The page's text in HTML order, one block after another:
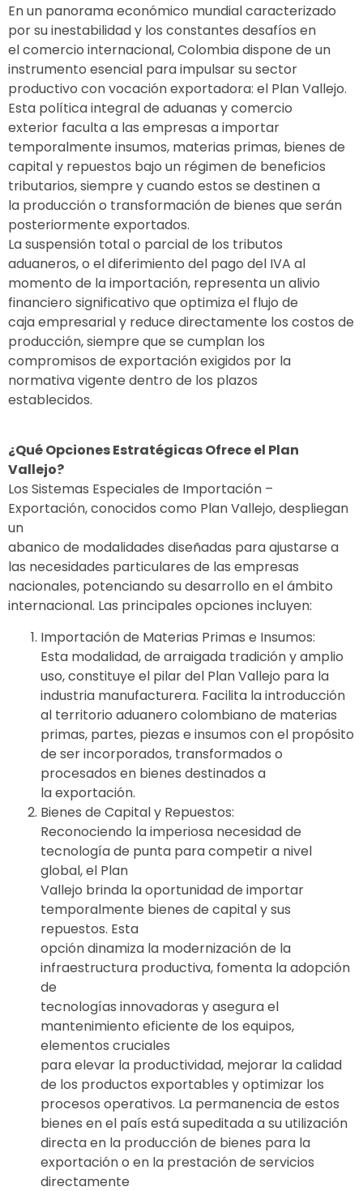
En un panorama económico mundial caracterizado
por su inestabilidad y los constantes desafíos en
el comercio internacional, Colombia dispone de un
instrumento esencial para impulsar su sector
productivo con vocación exportadora: el Plan Vallejo.
Esta política integral de aduanas y comercio
exterior faculta a las empresas a importar
temporalmente insumos, materias primas, bienes de
capital y repuestos bajo un régimen de beneficios
tributarios, siempre y cuando estos se destinen a
la producción o transformación de bienes que serán
posteriormente exportados.
La suspensión total o parcial de los tributos
aduaneros, o el diferimiento del pago del IVA al
momento de la importación, representa un alivio
financiero significativo que optimiza el flujo de
caja empresarial y reduce directamente los costos de
producción, siempre que se cumplan los
compromisos de exportación exigidos por la
normativa vigente dentro de los plazos
establecidos.
¿Qué Opciones Estratégicas Ofrece el Plan
Vallejo?
Los Sistemas Especiales de Importación –
Exportación, conocidos como Plan Vallejo, despliegan
un
abanico de modalidades diseñadas para ajustarse a
las necesidades particulares de las empresas
nacionales, potenciando su desarrollo en el ámbito
internacional. Las principales opciones incluyen:
Importación de Materias Primas e Insumos:
Esta modalidad, de arraigada tradición y amplio
uso, constituye el pilar del Plan Vallejo para la
industria manufacturera. Facilita la introducción
al territorio aduanero colombiano de materias
primas, partes, piezas e insumos con el propósito
de ser incorporados, transformados o
procesados en bienes destinados a
la exportación.
Bienes de Capital y Repuestos:
Reconociendo la imperiosa necesidad de
tecnología de punta para competir a nivel
global, el Plan
Vallejo brinda la oportunidad de importar
temporalmente bienes de capital y sus
repuestos. Esta
opción dinamiza la modernización de la
infraestructura productiva, fomenta la adopción
de
tecnologías innovadoras y asegura el
mantenimiento eficiente de los equipos,
elementos cruciales
para elevar la productividad, mejorar la calidad
de los productos exportables y optimizar los
procesos operativos. La permanencia de estos
bienes en el país está supeditada a su utilización
directa en la producción de bienes para la
exportación o en la prestación de servicios
directamente